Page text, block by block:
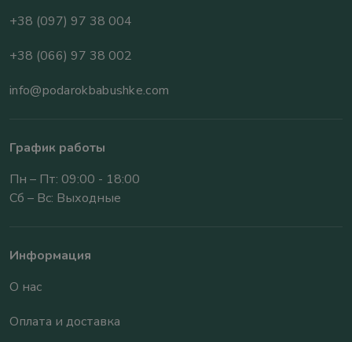
+38 (097) 97 38 004
+38 (066) 97 38 002
info@podarokbabushke.com
График работы
Пн – Пт: 09:00 - 18:00
Сб – Вс: Выходные
Информация
О нас
Оплата и доставка